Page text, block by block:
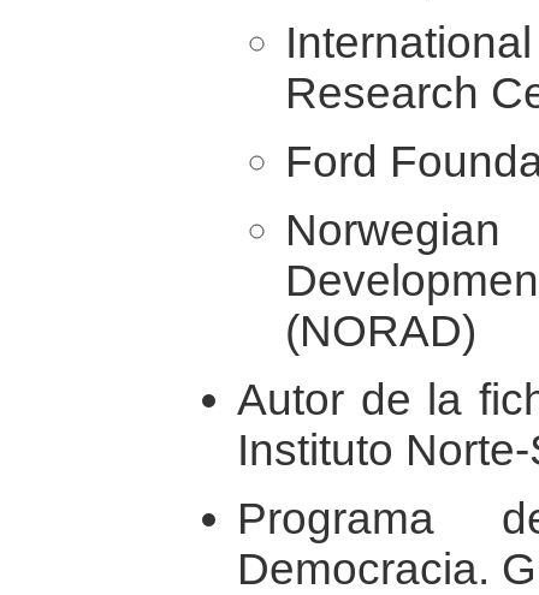
Research
Ford
(NORAD)
Autor de la
Instituto
Programa
Democracia.